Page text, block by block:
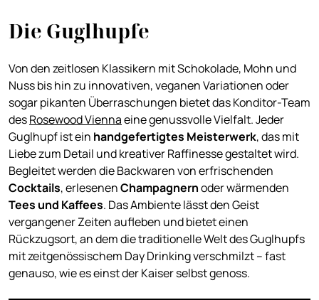
Die Guglhupfe
Von den zeitlosen Klassikern mit Schokolade, Mohn und
Nuss bis hin zu innovativen, veganen Variationen oder
sogar pikanten Überraschungen bietet das Konditor-Team
desRosewood Viennaeine genussvolle Vielfalt. Jeder
Guglhupf ist ein handgefertigtes Meisterwerk, das mit
Liebe zum Detail und kreativer Raffinesse gestaltet wird.
Begleitet werden die Backwaren von erfrischenden
Cocktails, erlesenenChampagnernoder wärmenden
Tees und Kaffees. Das Ambiente lässt den Geist
vergangener Zeiten aufleben und bietet einen
Rückzugsort, an dem die traditionelle Welt des Guglhupfs
mit zeitgenössischem Day Drinking verschmilzt – fast
genauso, wie es einst der Kaiser selbst genoss.